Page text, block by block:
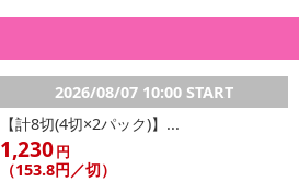
2026/08/07 10:00 START
【計8切(4切×2パック)】...
1,230円
（153.8円／切）